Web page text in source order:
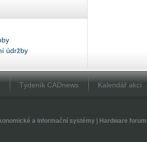
údržby
Týdeník CADnews Kalendář akcí
a informační systémy| Hardware forum